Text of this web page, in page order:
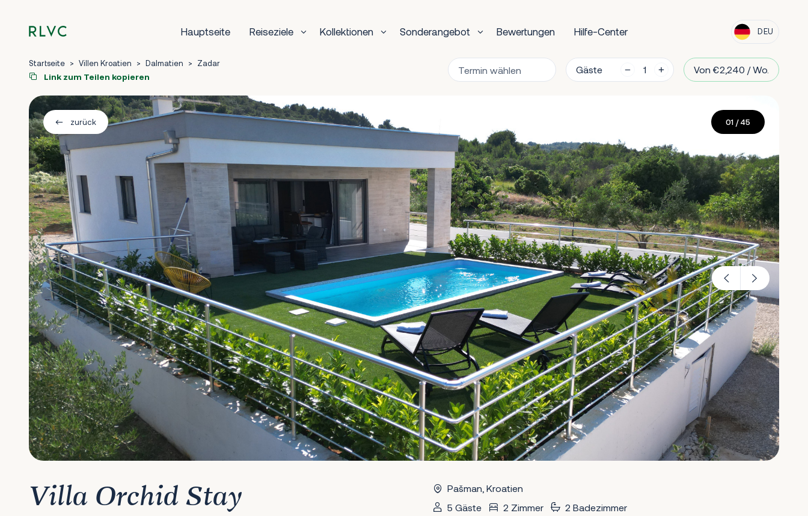
Hauptseite Reiseziele Kollektionen Sonderangebot Bewertungen Hilfe-Center DEU
Startseite > Villen Kroatien > Dalmatien > Zadar
Link zum Teilen kopieren
Gäste Von €2,240 / Wo.
zurück 01 / 45
Villa Orchid Stay
Pašman, Kroatien
5 Gäste
2 Zimmer 2 Badezimmer